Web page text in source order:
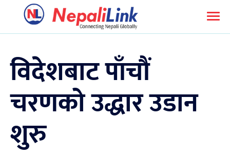
विदेशबाट पाँचौं
चरणको उद्धार उडान
शुरु